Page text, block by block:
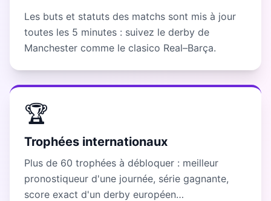
Les buts et statuts des matchs sont mis à jour
toutes les 5 minutes : suivez le derby de
Manchester comme le clasico Real–Barça.
🏆
Trophées internationaux
Plus de 60 trophées à débloquer : meilleur
pronostiqueur d'une journée, série gagnante,
score exact d'un derby européen…